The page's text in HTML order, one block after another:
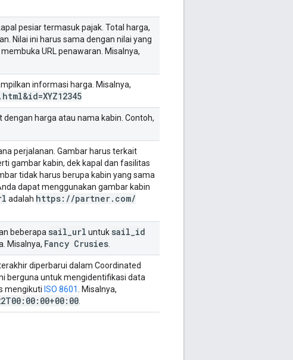
pesiar termasuk pajak. Total harga,
Nilai ini harus sama dengan nilai yang
URL penawaran. Misalnya,
informasi harga. Misalnya,
. html&id=XYZ12345
harga atau nama kabin. Contoh,
perjalanan. Gambar harus terkait
gambar kabin, dek kapal dan fasilitas
tidak harus berupa kabin yang sama
dapat menggunakan gambar kabin
adalah https: //partner. com/
beberapa sail url untuk sail id
Misalnya, Fancy Crusies
diperbarui dalam Coordinated
berguna untuk mengidentifikasi data
mengikuti ISO 8601 . Misalnya,